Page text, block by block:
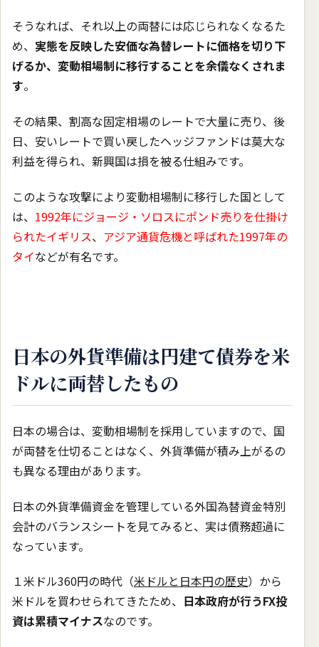
そうなれば、それ以上の両替には応じられなくなるた
め、 実態を反映した安価な為替レートに価格を切り下
げるか、変動相場制に移行することを余儀なくされま
す。
その結果、割高な固定相場のレートで大量に売り、後
日、安いレートで買い戻したヘッジファンドは莫大な
利益を得られ、新興国は損を被る仕組みです。
このような攻撃により変動相場制に移行した国として
は、 1992年にジョージ・ソロスにポンド売りを仕掛け
られたイギリス、 アジア通貨危機と呼ばれた1997年の
タイなどが有名です。
日本の外貨準備は円建て債券を米
ドルに両替したもの
日本の場合は、変動相場制を採用していますので、国
が両替を仕切ることはなく、外貨準備が積み上がるの
も異なる理由があります。
日本の外貨準備資金を管理している外国為替資金特別
会計のバランスシートを見てみると、実は債務超過に
なっています。
１米ドル360円の時代（米ドルと日本円の歴史）から
米ドルを買わせられてきたため、 日本政府が行うFX投
資は累積マイナスなのです。